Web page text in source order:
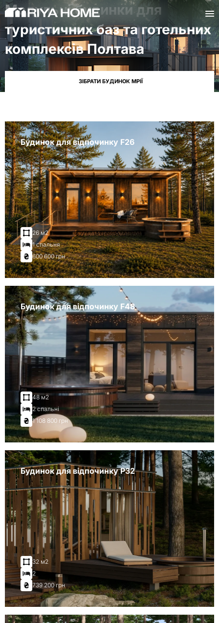
Модульні будинки для
туристичних баз та готельних
комплексів Полтава
ЗІБРАТИ БУДИНОК МРІЇ
Будинок для відпочинку F26
26 м2
1 спальня
600 600 грн
Будинок для відпочинку F48
48 м2
2 спальні
1 108 800 грн
Будинок для відпочинку P32
32 м2
2
739 200 грн